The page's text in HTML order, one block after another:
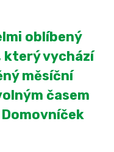
oblíbený
který vychází
měsíční
časem